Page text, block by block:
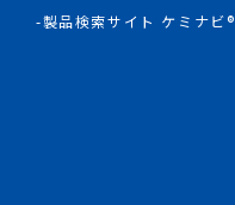
製品検索サイト ケミナビ®